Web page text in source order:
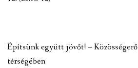
Építsünk együtt jövőt! –
térségében